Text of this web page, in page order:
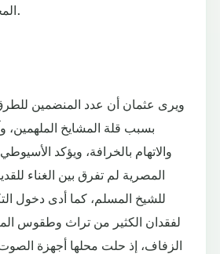
المحمدي والزهد وغيرها.
ويرى عثمان أن عدد المنضمين
بسبب قلة المشايخ الملهمين،
والاتهام بالخرافة، ويؤكد
المصرية لم تفرق بين الغناء
للشيخ المسلم، كما أدى دخول
لفقدان الكثير من تراث وطقوس
الزفاف، إذ حلت محلها أجهزة